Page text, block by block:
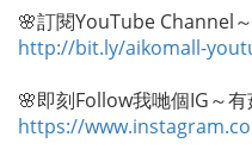
🌸訂閱YouTube Channel
http://bit.ly/aikomall-
🌸即刻Follow我哋個IG～
https://